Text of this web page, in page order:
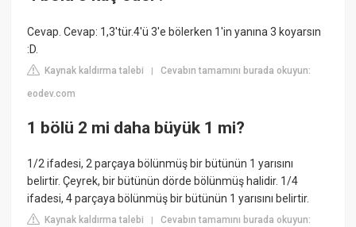
Cevap. Cevap: 1,3'tür.4'ü 3'e bölerken 1'in yanına 3 koyarsın
:D.
Kaynak kaldırma talebi |Cevabın tamamını burada okuyun:
eodev.com
1 bölü 2 mi daha büyük 1 mi?
1/2 ifadesi, 2 parçaya bölünmüş bir bütünün 1 yarısını
belirtir. Çeyrek, bir bütünün dörde bölünmüş halidir. 1/4
ifadesi, 4 parçaya bölünmüş bir bütünün 1 yarısını belirtir.
Kaynak kaldırma talebi |Cevabın tamamını burada okuyun: